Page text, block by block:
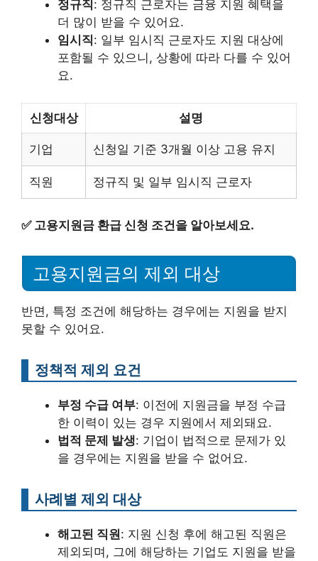
정규직: 정규직 근로자는 금융 지원 혜택을
더 많이 받을 수 있어요.
임시직: 일부 임시직 근로자도 지원 대상에
포함될 수 있으니, 상황에 따라 다를 수 있어
요.
신청대상 설명
기업 신청일 기준 3개월 이상 고용 유지
직원 정규직 및 일부 임시직 근로자
✅ 고용지원금 환급 신청 조건을 알아보세요.
고용지원금의 제외 대상
반면, 특정 조건에 해당하는 경우에는 지원을 받지
못할 수 있어요.
정책적 제외 요건
부정 수급 여부: 이전에 지원금을 부정 수급
한 이력이 있는 경우 지원에서 제외돼요.
법적 문제 발생: 기업이 법적으로 문제가 있
을 경우에는 지원을 받을 수 없어요.
사례별 제외 대상
해고된 직원: 지원 신청 후에 해고된 직원은
제외되며, 그에 해당하는 기업도 지원을 받을